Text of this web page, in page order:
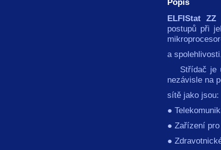
Popis
ELFIStat ZZ
postupů při
a
Střídač je
nezávisle na
sítě jako jsou:
●
● Zařízení
●